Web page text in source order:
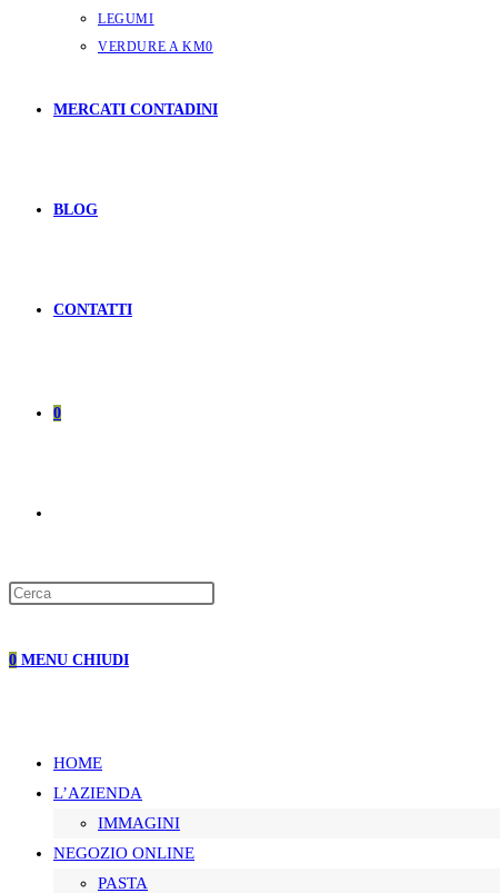
LEGUMI
VERDURE A KM0
MERCATI CONTADINI
BLOG
CONTATTI
0
0 MENU CHIUDI
HOME
L’AZIENDA
IMMAGINI
NEGOZIO ONLINE
PASTA